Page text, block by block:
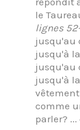
le
lignes
jusqu'au
jusqu'à
jusqu'au
jusqu'à
comme
parler?